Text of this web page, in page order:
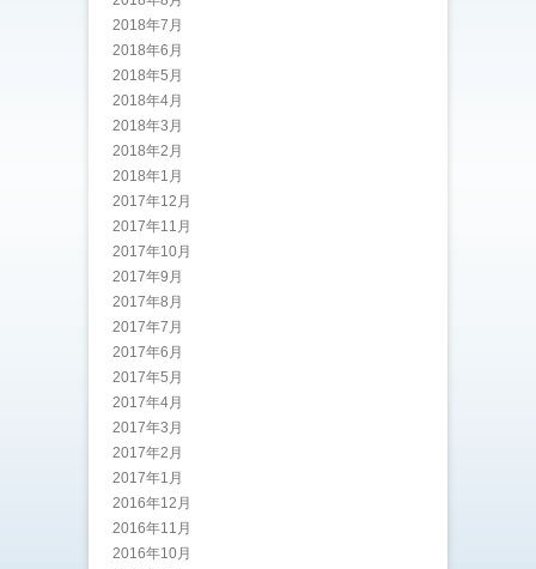
2018年7月
2018年6月
2018年5月
2018年4月
2018年3月
2018年2月
2018年1月
2017年12月
2017年11月
2017年10月
2017年9月
2017年8月
2017年7月
2017年6月
2017年5月
2017年4月
2017年3月
2017年2月
2017年1月
2016年12月
2016年11月
2016年10月